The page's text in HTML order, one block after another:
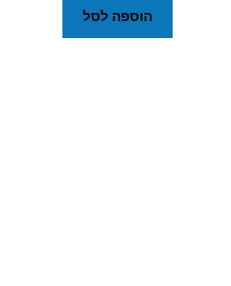
הוספה לסל